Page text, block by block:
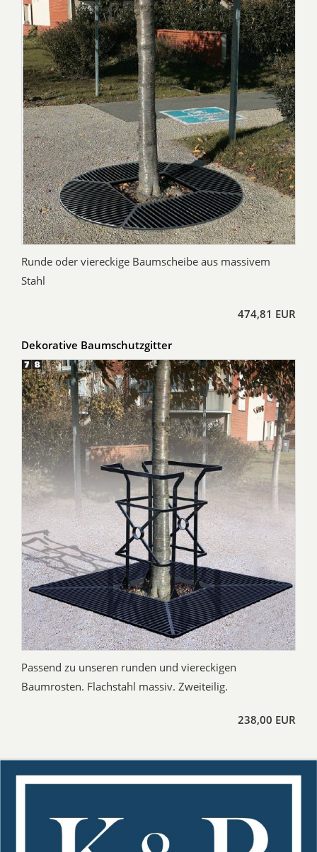
Runde oder viereckige Baumscheibe aus massivem
Stahl
474,81 EUR
Dekorative Baumschutzgitter
Passend zu unseren runden und viereckigen
Baumrosten. Flachstahl massiv. Zweiteilig.
238,00 EUR